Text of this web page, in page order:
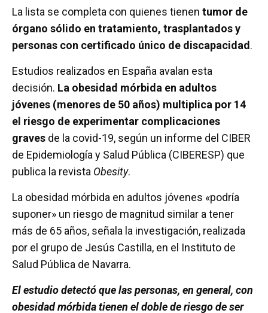
La lista se completa con quienes tienen tumor de
órgano sólido en tratamiento, trasplantados y
personas con certificado único de discapacidad .
Estudios realizados en España avalan esta
decisión. La obesidad mórbida en adultos
jóvenes (menores de 50 años) multiplica por 14
el riesgo de experimentar complicaciones
graves de la covid-19, según un informe del CIBER
de Epidemiología y Salud Pública (CIBERESP) que
publica la revista Obesity.
La obesidad mórbida en adultos jóvenes «podría
suponer» un riesgo de magnitud similar a tener
más de 65 años, señala la investigación, realizada
por el grupo de Jesús Castilla, en el Instituto de
Salud Pública de Navarra.
El estudio detectó que las personas, en general, con
obesidad mórbida tienen el doble de riesgo de ser